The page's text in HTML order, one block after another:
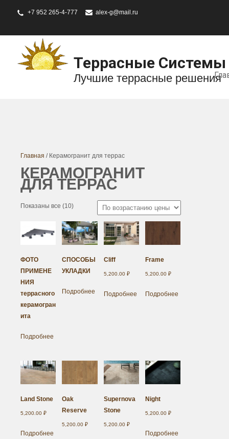
+7 952 265-4-777 alex-g@mail.ru
Террасные
Лучшие террасные решения
Главная / Керамогранит для террас
КЕРАМОГРАНИТ
ДЛЯ ТЕРРАС
Показаны все (10)
ФОТО
ПРИМЕНЕ
НИЯ
террасного
керамогран
ита
Подробнее
СПОСОБЫ
УКЛАДКИ
Подробнее
Cliff
5,200.00 ₽
Подробнее
Frame
5,200.00 ₽
Подробнее
Land Stone
5,200.00 ₽
Подробнее
Oak
Reserve
5,200.00₽
Supernova
Stone
5,200.00 ₽
Night
5,200.00 ₽
Подробнее